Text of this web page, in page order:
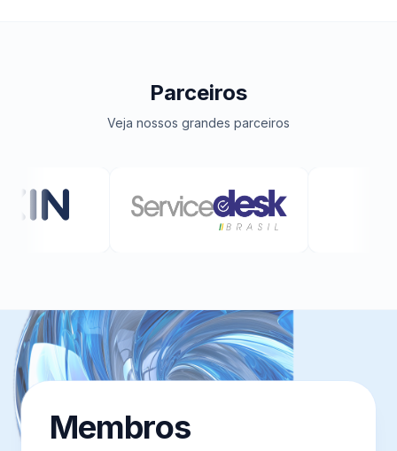
Parceiros
Veja nossos grandes parceiros
Membros